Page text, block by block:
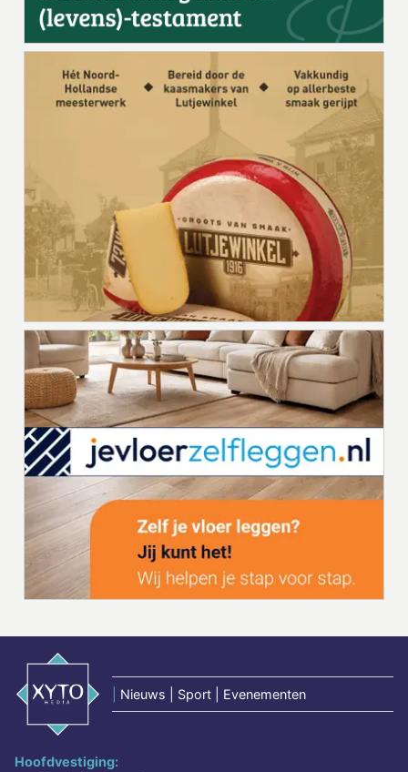
Nieuws | Sport | Evenementen
Hoofdvestiging: